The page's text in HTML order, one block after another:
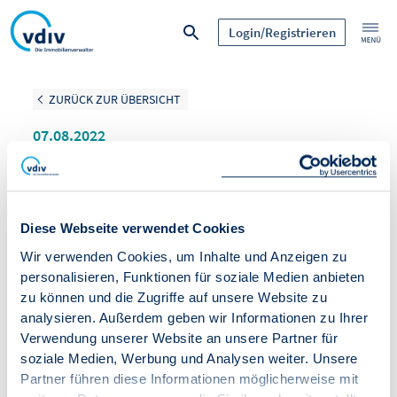
Diese Webseite verwendet Cookies
Wir verwenden Cookies, um Inhalte und Anzeigen zu
personalisieren, Funktionen für soziale Medien anbieten
zu können und die Zugriffe auf unsere Website zu
analysieren. Außerdem geben wir Informationen zu Ihrer
Verwendung unserer Website an unsere Partner für
soziale Medien, Werbung und Analysen weiter. Unsere
Partner führen diese Informationen möglicherweise mit
Login/Registrieren
ZURÜCK ZUR ÜBERSICHT
07.08.2022
VDIV-Young Professionals:
Die Zukunft der Branche
Was bewegt den Nachwuchs? Welche Themen,
Projekte und Formate findet die neue
Verwaltungsgeneration wichtig? Bei den Young
Professionals wird genau das diskutiert.
Die Nachwuchsgeneration der Immobilienbrache hat
eigene Ansprüche und keine Lust auf ein verstaubtes
Image. Kollegialer Austausch und echte Perspektiven